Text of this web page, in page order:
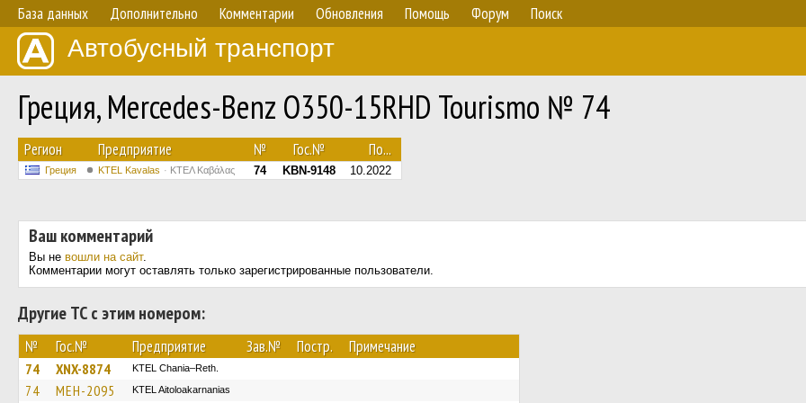
База данных Дополнительно Комментарии Обновления Помощь Форум Поиск
Автобусный транспорт
Греция, Mercedes-Benz O350-15RHD Tourismo № 74
Регион Предприятие № Гос.№ По...
Греция KTEL Kavalas ΚΤΕΛ Καβάλας 74 KBN-9148 10.2022
Ваш комментарий
Вы не вошли на сайт.
Комментарии могут оставлять только зарегистрированные пользователи.
Другие ТС с этим номером:
№ Гос.№ Предприятие Зав.№ Постр. Примечание
74 XNX-8874 KTEL Chania–Reth.
74 MEH-2095 KTEL Aitoloakarnanias